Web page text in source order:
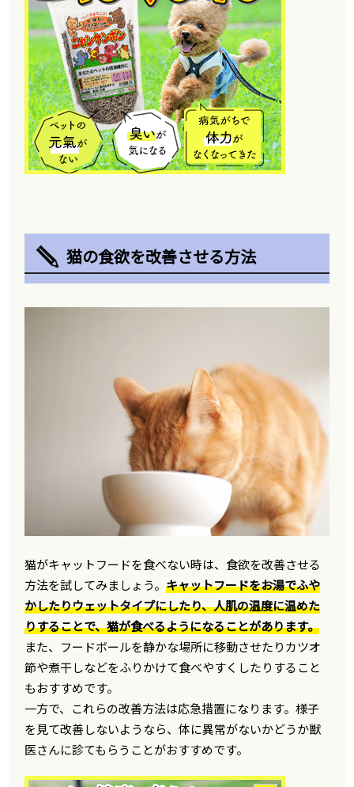
猫の食欲を改善させる方法
猫がキャットフードを食べない時は、食欲を改善させる
方法を試してみましょう。キャットフードをお湯でふや
かしたりウェットタイプにしたり、人肌の温度に温めた
りすることで、猫が食べるようになることがあります。
また、フードボールを静かな場所に移動させたりカツオ
節や煮干しなどをふりかけて食べやすくしたりすること
もおすすめです。
一方で、これらの改善方法は応急措置になります。様子
を見て改善しないようなら、体に異常がないかどうか獣
医さんに診てもらうことがおすすめです。